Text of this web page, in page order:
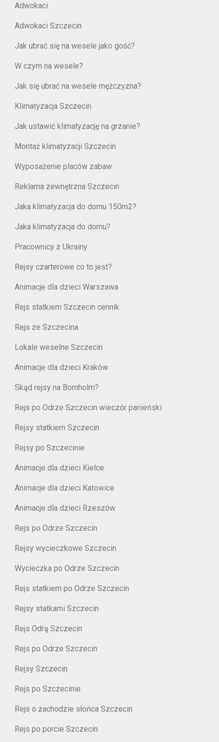
Adwokaci
Adwokaci Szczecin
Jak ubrać się na wesele jako gość?
W czym na wesele?
Jak się ubrać na wesele mężczyzna?
Klimatyzacja Szczecin
Jak ustawić klimatyzację na grzanie?
Montaż klimatyzacji Szczecin
Wyposażenie placów zabaw
Reklama zewnętrzna Szczecin
Jaka klimatyzacja do domu 150m2?
Jaka klimatyzacja do domu?
Pracownicy z Ukrainy
Rejsy czarterowe co to jest?
Animacje dla dzieci Warszawa
Rejs statkiem Szczecin cennik
Rejs ze Szczecina
Lokale weselne Szczecin
Animacje dla dzieci Kraków
Skąd rejsy na Bornholm?
Rejs po Odrze Szczecin wieczór panieński
Rejsy statkiem Szczecin
Rejsy po Szczecinie
Animacje dla dzieci Kielce
Animacje dla dzieci Katowice
Animacje dla dzieci Rzeszów
Rejs po Odrze Szczecin
Rejsy wycieczkowe Szczecin
Wycieczka po Odrze Szczecin
Rejs statkiem po Odrze Szczecin
Rejsy statkami Szczecin
Rejs Odrą Szczecin
Rejs po Odrze Szczecin
Rejsy Szczecin
Rejs po Szczecinie
Rejs o zachodzie słońca Szczecin
Rejs po porcie Szczecin